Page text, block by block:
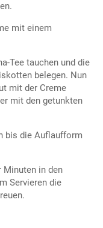
mit einem
Tee tauchen und die
belegen. Nun
mit der Creme
mit den getunkten
bis die Auflaufform
Minuten in den
Servieren die